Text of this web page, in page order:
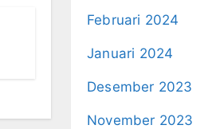
Februari 2024
Januari 2024
Desember 2023
November 2023